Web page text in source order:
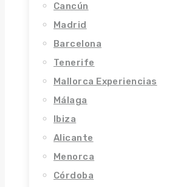
Cancún
Madrid
Barcelona
Tenerife
Mallorca Experiencias
Málaga
Ibiza
Alicante
Menorca
Córdoba